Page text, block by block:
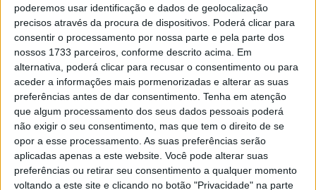
poderemos usar identificação e dados de geolocalização
precisos através da procura de dispositivos. Poderá clicar para
consentir o processamento por nossa parte e pela parte dos
nossos 1733 parceiros, conforme descrito acima. Em
alternativa, poderá clicar para recusar o consentimento ou para
aceder a informações mais pormenorizadas e alterar as suas
preferências antes de dar consentimento. Tenha em atenção
que algum processamento dos seus dados pessoais poderá
não exigir o seu consentimento, mas que tem o direito de se
opor a esse processamento. As suas preferências serão
aplicadas apenas a este website. Você pode alterar suas
preferências ou retirar seu consentimento a qualquer momento
voltando a este site e clicando no botão "Privacidade" na parte
Esta e outras notícias para ouvir na Estação Diária – 96.8
FM ou emwww.968.fm
Pub
TAGS Candidaturas Viseu VITIS